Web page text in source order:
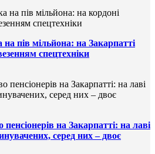
на пів мільйона: на Закарпатті
спецтехніки
на Закарпатті: на лаві
серед них – двоє